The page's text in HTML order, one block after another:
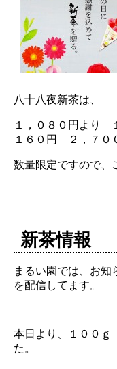
八十八夜新茶は、
１，０８０円より
１６０円 ２，７０
数量限定ですので、
新茶情報
まるい園では、お知
を配信してます。
本日より、１００
た。